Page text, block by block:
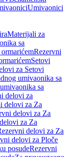
Umivaonici
Materijali za
sa
Rezervni
Setovi
za Setovi
umivaonika sa
sa
delovi za
delovi za Za
delovi za Za
za Za
delovi za Za
delovi za Ploče
posudeRezervni